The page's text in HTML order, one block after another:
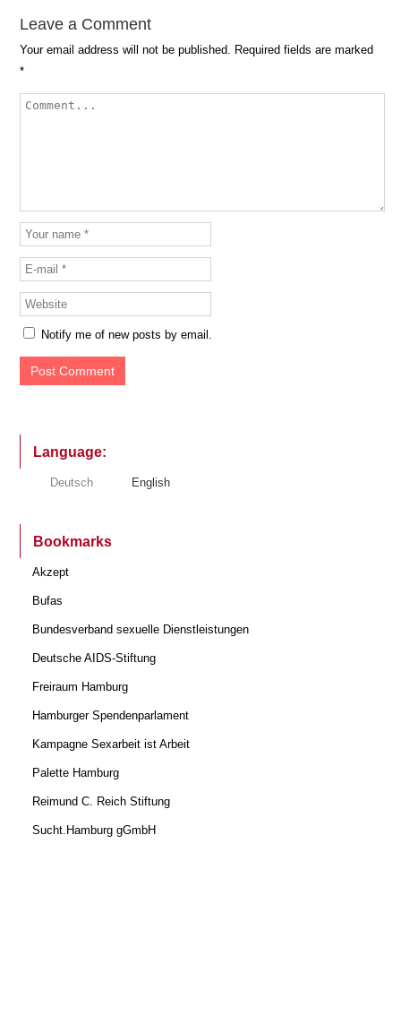
Leave a Comment
Your email address will not be published.
Required fields are marked
*
Notify me of new posts by email.
Language:
Deutsch English
Bookmarks
Akzept
Bufas
Bundesverband sexuelle Dienstleistungen
Deutsche AIDS-Stiftung
Freiraum Hamburg
Hamburger Spendenparlament
Kampagne Sexarbeit ist Arbeit
Palette Hamburg
Reimund C. Reich Stiftung
Sucht.Hamburg gGmbH